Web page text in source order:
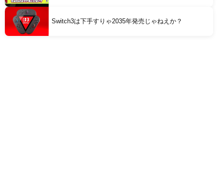
Switch3は下手すりゃ2035年発売じゃねえか？